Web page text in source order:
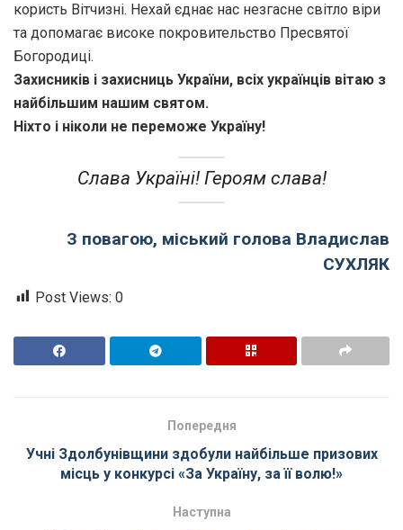
користь Вітчизні. Нехай єднає нас незгасне світло віри
та допомагає високе покровительство Пресвятої
Богородиці.
Захисників і захисниць України, всіх українців вітаю з
найбільшим нашим святом.
Ніхто і ніколи не переможе Україну!
Слава Україні! Героям слава!
З повагою, міський голова Владислав
СУХЛЯК
Post Views: 0
Попередня
Учні Здолбунівщини здобули найбільше призових
місць у конкурсі «За Україну, за її волю!»
Наступна